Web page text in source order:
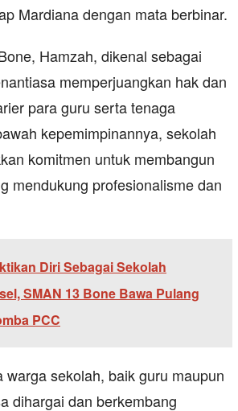
Mardiana dengan mata berbinar.
Hamzah, dikenal sebagai
memperjuangkan hak dan
para guru serta tenaga
kepemimpinannya, sekolah
komitmen untuk membangun
mendukung profesionalisme dan
Diri Sebagai Sekolah
SMAN 13 Bone Bawa Pulang
PCC
warga sekolah, baik guru maupun
dihargai dan berkembang